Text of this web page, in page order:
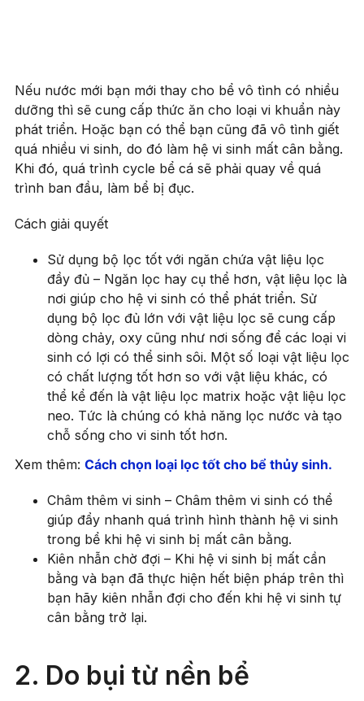
Nếu nước mới bạn mới thay cho bể vô tình có nhiều
dưỡng thì sẽ cung cấp thức ăn cho loại vi khuẩn này
phát triển. Hoặc bạn có thể bạn cũng đã vô tình giết
quá nhiều vi sinh, do đó làm hệ vi sinh mất cân bằng.
Khi đó, quá trình cycle bể cá sẽ phải quay về quá
trình ban đầu, làm bể bị đục.
Cách giải quyết
Sử dụng bộ lọc tốt với ngăn chứa vật liệu lọc
đầy đủ – Ngăn lọc hay cụ thể hơn, vật liệu lọc là
nơi giúp cho hệ vi sinh có thể phát triển. Sử
dụng bộ lọc đủ lớn với vật liệu lọc sẽ cung cấp
dòng chảy, oxy cũng như nơi sống để các loại vi
sinh có lợi có thể sinh sôi. Một số loại vật liệu lọc
có chất lượng tốt hơn so với vật liệu khác, có
thể kể đến là vật liệu lọc matrix hoặc vật liệu lọc
neo. Tức là chúng có khả năng lọc nước và tạo
chỗ sống cho vi sinh tốt hơn.
Xem thêm: Cách chọn loại lọc tốt cho bể thủy sinh.
Châm thêm vi sinh – Châm thêm vi sinh có thể
giúp đẩy nhanh quá trình hình thành hệ vi sinh
trong bể khi hệ vi sinh bị mất cân bằng.
Kiên nhẫn chờ đợi – Khi hệ vi sinh bị mất cần
bằng và bạn đã thực hiện hết biện pháp trên thì
bạn hãy kiên nhẫn đợi cho đến khi hệ vi sinh tự
cân bằng trở lại.
2. Do bụi từ nền bể